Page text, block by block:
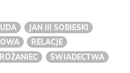
JAN III SOBIESKI
RELACJE
RÓŻANIEC ŚWIADECTWA